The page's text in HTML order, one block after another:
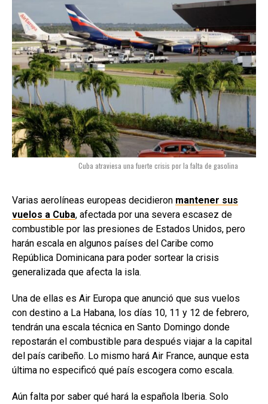
Cuba atraviesa una fuerte crisis por la falta de gasolina
Varias aerolíneas europeas decidieron mantener sus
vuelos a Cuba, afectada por una severa escasez de
combustible por las presiones de Estados Unidos, pero
harán escala en algunos países del Caribe como
República Dominicana para poder sortear la crisis
generalizada que afecta la isla.
Una de ellas es Air Europa que anunció que sus vuelos
con destino a La Habana, los días 10, 11 y 12 de febrero,
tendrán una escala técnica en Santo Domingo donde
repostarán el combustible para después viajar a la capital
del país caribeño. Lo mismo hará Air France, aunque esta
última no especificó qué país escogera como escala.
Aún falta por saber qué hará la española Iberia. Solo